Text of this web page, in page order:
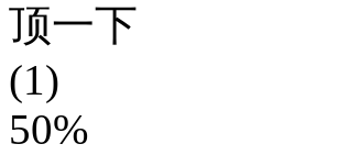
顶一下
(1)
50%